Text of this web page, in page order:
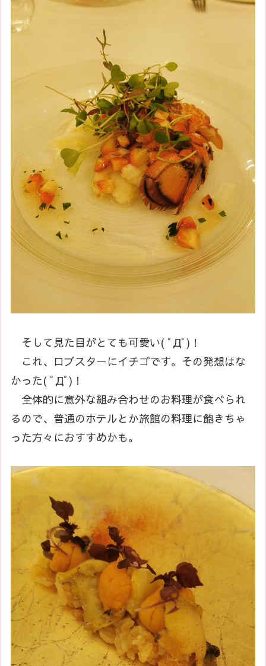
そして見た目がとても可愛い( ﾟДﾟ)！
これ、ロブスターにイチゴです。その発想はな
かった( ﾟДﾟ)！
全体的に意外な組み合わせのお料理が食べられ
るので、普通のホテルとか旅館の料理に飽きちゃ
った方々におすすめかも。